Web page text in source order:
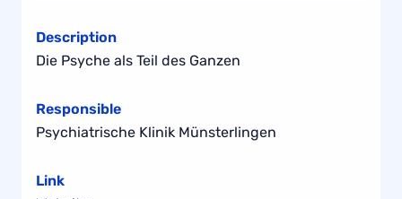
Description
Die Psyche als Teil des Ganzen
Responsible
Psychiatrische Klinik Münsterlingen
Link